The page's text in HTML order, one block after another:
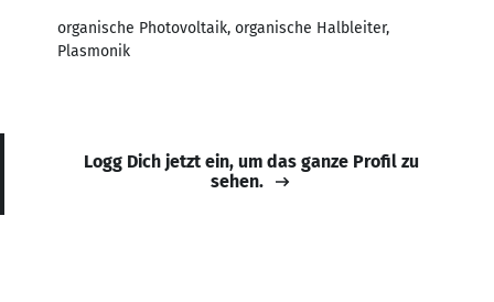
organische Photovoltaik, organische Halbleiter,
Plasmonik
Logg Dich jetzt ein, um das ganze Profil zu
sehen.